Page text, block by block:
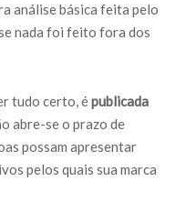
análise básica feita pelo
nada foi feito fora dos
tudo certo, épublicada
abre-se o prazo de
possam apresentar
pelos quais sua marca